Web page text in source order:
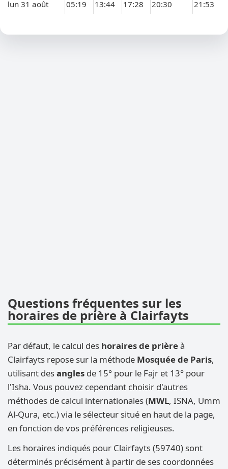
lun 31 août 05:19 13:44 17:28 20:30 21:53
Questions fréquentes sur les
horaires de prière à Clairfayts
Par défaut, le calcul des horaires de prièreà
Clairfayts repose sur la méthode Mosquée de Paris,
utilisant desangles de 15° pour le Fajr et 13° pour
l'Isha. Vous pouvez cependant choisir d'autres
méthodes de calcul internationales (MWL, ISNA, Umm
Al-Qura, etc.) via le sélecteur situé en haut de la page,
en fonction de vos préférences religieuses.
Les horaires indiqués pour Clairfayts (59740) sont
déterminés précisément à partir de ses coordonnées